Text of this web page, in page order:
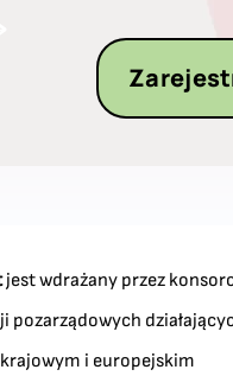
jest wdrażany przez
pozarządowych
i europejskim